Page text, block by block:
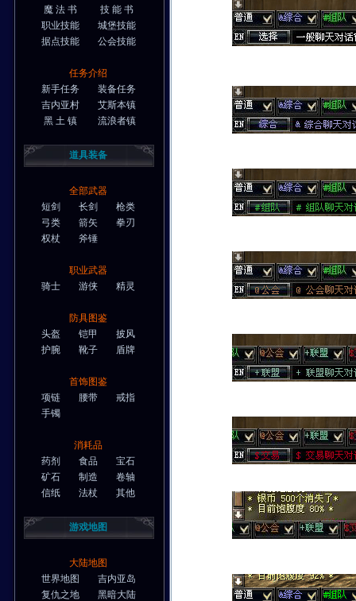
魔 法 书
技 能 书
职业技能
城堡技能
据点技能
公会技能
任务介绍
新手任务
装备任务
吉内亚村
艾斯本镇
黑 土 镇
流浪者镇
道具装备
全部武器
短剑
长剑
枪类
弓类
箭矢
拳刃
权杖
斧锤
职业武器
骑士
游侠 精灵
防具图鉴
头盔
铠甲
披风
护腕
靴子 盾牌
首饰图鉴
项链
腰带
戒指
手镯
消耗品
药剂
食品
宝石
矿石
制造
卷轴
信纸
法杖 其他
游戏地图
大陆地图
世界地图
吉内亚岛
复仇之地
黑暗大陆